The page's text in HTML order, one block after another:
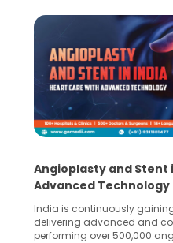
Angioplasty and Stent
Advanced Technology
India is continuously
delivering advanced and
performing over 500,000